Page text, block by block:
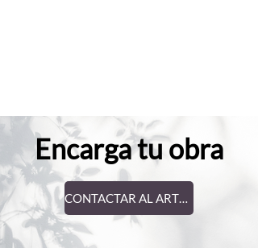
Encarga tu obra
CONTACTAR AL ARTISTA